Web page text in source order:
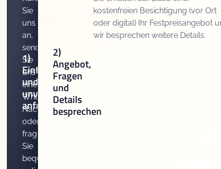
1)
Einfach
und
unverbindlich
anfragen
Sie
uns
an,
senden
Sie
uns
eine
WhatsApp-
Nachricht
oder
fragen
Sie
bequem
2)
Angebot,
Fragen
und
Details
besprechen
kostenfreien Besichtigung (vor Ort
oder digital) Ihr Festpreisangebot
wir besprechen weitere Details.